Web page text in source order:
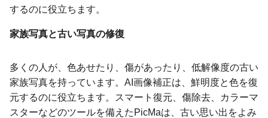
するのに役立ちます。
家族写真と古い写真の修復
多くの人が、色あせたり、傷があったり、低解像度の古い
家族写真を持っています。AI画像補正は、鮮明度と色を復
元するのに役立ちます。スマート復元、傷除去、カラーマ
スターなどのツールを備えたPicMaは、古い思い出をよみ